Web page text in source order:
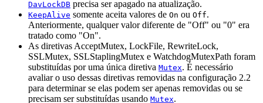
DavLockDB precisa ser apagado na atualização.
KeepAlive somente aceita valores de On ou Off.
Anteriormente, qualquer valor diferente de "Off" ou "0" era
tratado como "On".
As diretivas AcceptMutex, LockFile, RewriteLock,
SSLMutex, SSLStaplingMutex e WatchdogMutexPath foram
substituídas por uma única diretiva Mutex. É necessário
avaliar o uso dessas diretivas removidas na configuração 2.2
para determinar se elas podem ser apenas removidas ou se
precisam ser substituídas usando Mutex.